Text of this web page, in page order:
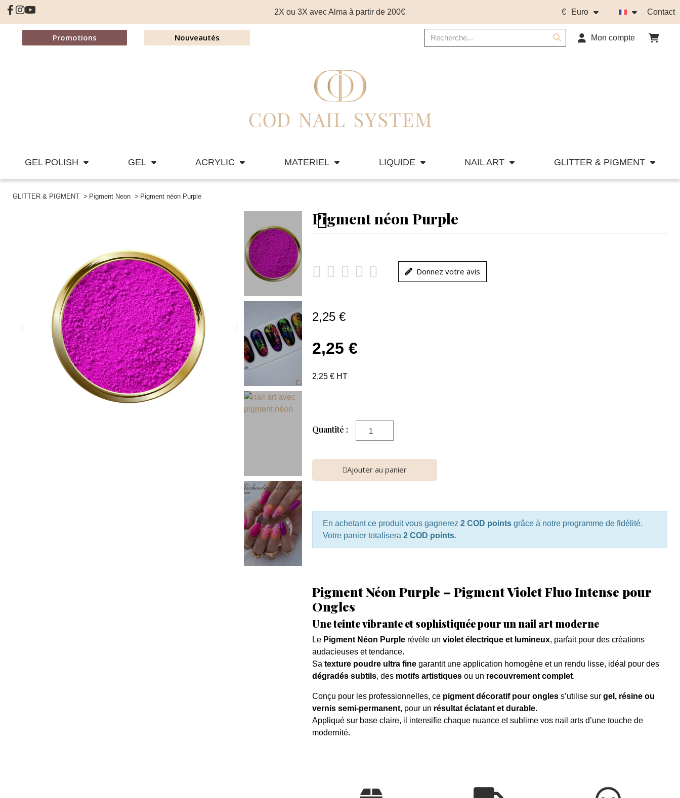
2X ou 3X avec Alma à partir de 200€ € Euro Contact
Promotions Nouveautés Mon compte
GEL POLISH GEL ACRYLIC MATERIEL LIQUIDE NAIL ART GLITTER & PIGMENT
GLITTER & PIGMENT Pigment Neon Pigment néon Purple
Pigment néon Purple
     Donnez votre avis
2,25 €
2,25 €
2,25 € HT
Quantité :
Ajouter au panier
En achetant ce produit vous gagnerez 2 COD pointsgrâce à notre programme de fidélité.
Votre panier totalisera 2 COD points.
Pigment Néon Purple – Pigment Violet Fluo Intense pour
Ongles
Une teinte vibrante et sophistiquée pour un nail art moderne
Le Pigment Néon Purplerévèle un violet électrique et lumineux, parfait pour des créations
audacieuses et tendance.
Sa texture poudre ultra finegarantit une application homogène et un rendu lisse, idéal pour des
dégradés subtils, des motifs artistiquesou un recouvrement complet.
Conçu pour les professionnelles, ce pigment décoratif pour ongless’utilise sur gel, résine ou
vernis semi-permanent, pour un résultat éclatant et durable.
Appliqué sur base claire, il intensifie chaque nuance et sublime vos nail arts d’une touche de
modernité.